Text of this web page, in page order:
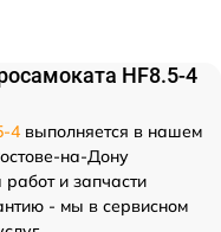
HF8.5-4
4 выполняется в нашем
на-Дону
и запчасти
- мы в сервисном